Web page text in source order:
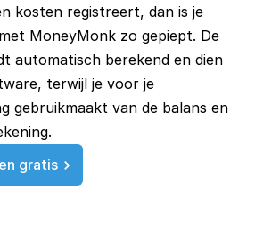
kosten registreert, dan is je
MoneyMonk zo gepiept. De
automatisch berekend en dien
terwijl je voor je
gebruikmaakt van de balans en
gratis